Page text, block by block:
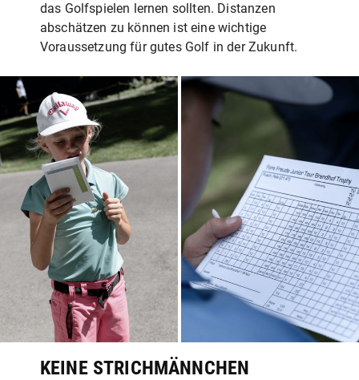
das Golfspielen lernen sollten. Distanzen
abschätzen zu können ist eine wichtige
Voraussetzung für gutes Golf in der Zukunft.
KEINE STRICHMÄNNCHEN